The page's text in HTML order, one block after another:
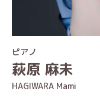
萩原 麻未
HAGIWARA Mami
ピアノ